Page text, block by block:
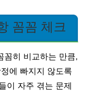
꼼꼼 체크
꼼히 비교하는 만큼,
에 빠지지 않도록
이 자주 겪는 문제